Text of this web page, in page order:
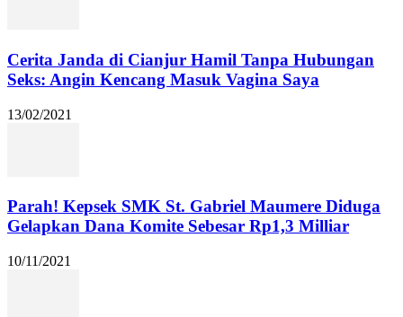
Cerita Janda di Cianjur Hamil Tanpa Hubungan
Seks: Angin Kencang Masuk Vagina Saya
13/02/2021
Parah! Kepsek SMK St. Gabriel Maumere Diduga
Gelapkan Dana Komite Sebesar Rp1,3 Milliar
10/11/2021